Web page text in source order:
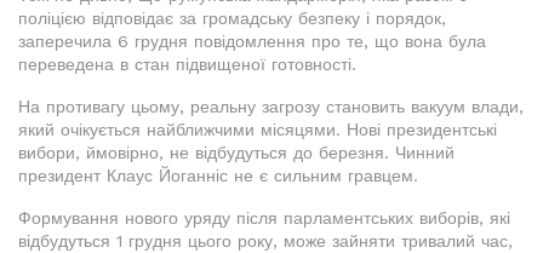
поліцією відповідає за громадську безпеку і порядок,
заперечила 6 грудня повідомлення про те, що вона була
переведена в стан підвищеної готовності.
На противагу цьому, реальну загрозу становить вакуум влади,
який очікується найближчими місяцями. Нові президентські
вибори, ймовірно, не відбудуться до березня. Чинний
президент Клаус Йоганніс не є сильним гравцем.
Формування нового уряду після парламентських виборів, які
відбудуться 1 грудня цього року, може зайняти тривалий час,